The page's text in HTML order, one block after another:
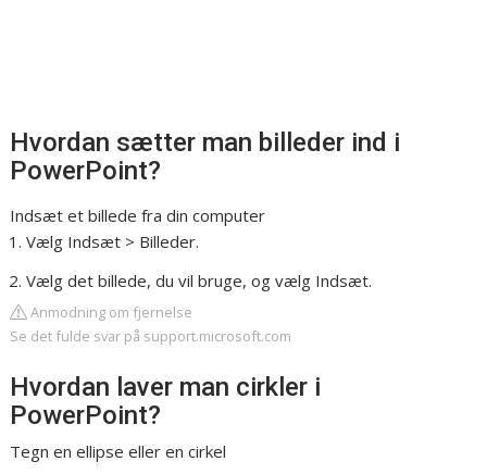
Hvordan sætter man billeder ind i
PowerPoint?
Indsæt et billede fra din computer
Vælg Indsæt > Billeder.
Vælg det billede, du vil bruge, og vælg Indsæt.
Anmodning om fjernelse
Se det fulde svar på support.microsoft.com
Hvordan laver man cirkler i
PowerPoint?
Tegn en ellipse eller en cirkel